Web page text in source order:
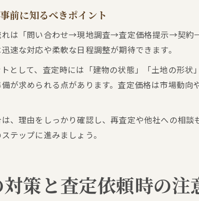
前に知るべきポイント
は「問い合わせ→現地調査→査定価格提示→契約
速な対応や柔軟な日程調整が期待できます。
として、査定時には「建物の状態」「土地の形
が求められる点があります。査定価格は市場動
、理由をしっかり確認し、再査定や他社への相
テップに進みましょう。
策と査定依頼時の注